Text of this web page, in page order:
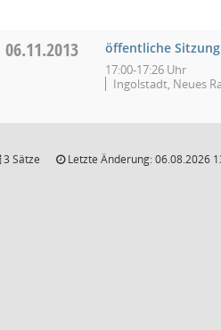
06.11.2013 öffentliche
17:00-17:26 Uhr
Ingolstadt, Neues
3 Sätze Letzte Änderung: 06.08.2026